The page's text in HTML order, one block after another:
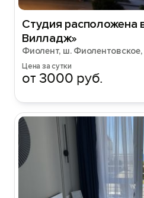
Студия
Вилладж»
Фиолент, ш. Фиолентовское,
Цена за сутки
от 3000 руб.